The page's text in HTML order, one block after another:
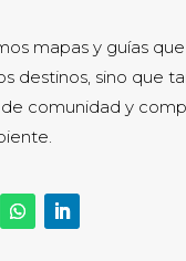
mapas y guías
destinos, sino que
comunidad y